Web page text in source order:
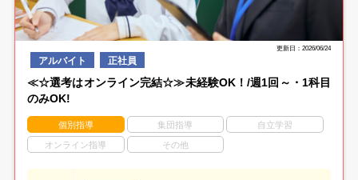
更新日：2026/06/24
アルバイト 正社員
≪☆選考はオンライン完結☆≫未経験OK！/週1回～・1科目
のみOK!
個別指導 集団指導 自立学習
オンライン指導 その他